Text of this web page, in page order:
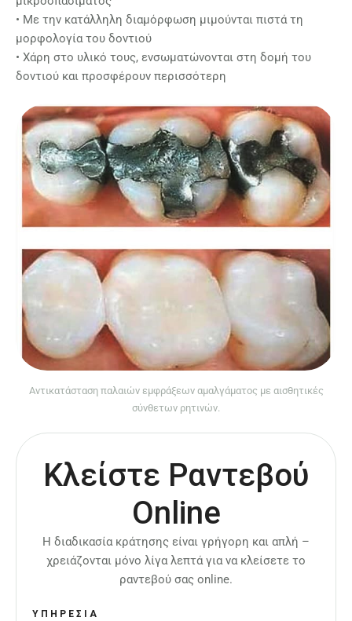
• Με την κατάλληλη διαμόρφωση μιμούνται πιστά τη
μορφολογία του δοντιού
• Χάρη στο υλικό τους, ενσωματώνονται στη δομή του
δοντιού και προσφέρουν περισσότερη
Αντικατάσταση παλαιών εμφράξεων αμαλγάματος με αισθητικές
σύνθετων ρητινών.
Κλείστε Ραντεβού
Online
Η διαδικασία κράτησης είναι γρήγορη και απλή –
χρειάζονται μόνο λίγα λεπτά για να κλείσετε το
ραντεβού σας online.
ΥΠΗΡΕΣΊΑ